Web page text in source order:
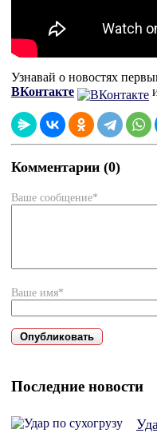
Узнавай о новостях
ВКонтакте
Комментарии (0)
Ваше сообщение*
Ваше имя*
Последние новости